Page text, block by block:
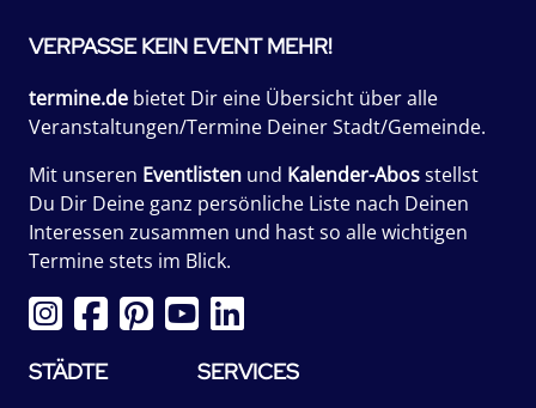
VERPASSE KEIN EVENT MEHR!
termine.de bietet Dir eine Übersicht über alle
Veranstaltungen/Termine Deiner Stadt/Gemeinde.
Mit unseren Eventlisten und Kalender-Abosstellst
Du Dir Deine ganz persönliche Liste nach Deinen
Interessen zusammen und hast so alle wichtigen
Termine stets im Blick.
STÄDTE SERVICES